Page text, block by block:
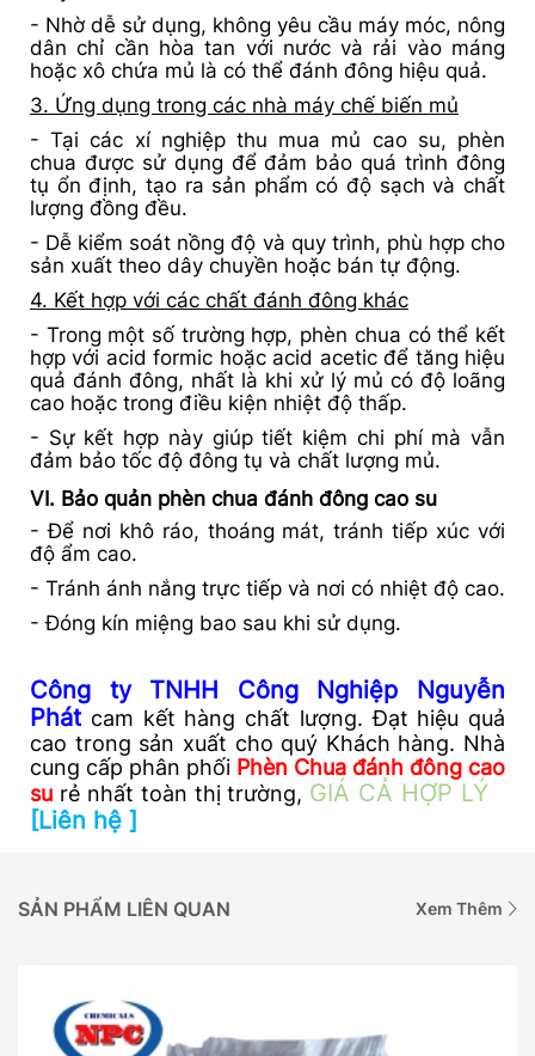
- Nhờ dễ sử dụng, không yêu cầu máy móc, nông
dân chỉ cần hòa tan với nước và rải vào máng
hoặc xô chứa mủ là có thể đánh đông hiệu quả.
3. Ứng dụng trong các nhà máy chế biến mủ
- Tại các xí nghiệp thu mua mủ cao su, phèn
chua được sử dụng để đảm bảo quá trình đông
tụ ổn định, tạo ra sản phẩm có độ sạch và chất
lượng đồng đều.
- Dễ kiểm soát nồng độ và quy trình, phù hợp cho
sản xuất theo dây chuyền hoặc bán tự động.
4. Kết hợp với các chất đánh đông khác
- Trong một số trường hợp, phèn chua có thể kết
hợp với acid formic hoặc acid acetic để tăng hiệu
quả đánh đông, nhất là khi xử lý mủ có độ loãng
cao hoặc trong điều kiện nhiệt độ thấp.
- Sự kết hợp này giúp tiết kiệm chi phí mà vẫn
đảm bảo tốc độ đông tụ và chất lượng mủ.
VI. Bảo quản phèn chua đánh đông cao su
- Để nơi khô ráo, thoáng mát, tránh tiếp xúc với
độ ẩm cao.
- Tránh ánh nắng trực tiếp và nơi có nhiệt độ cao.
- Đóng kín miệng bao sau khi sử dụng.
Công ty TNHH Công Nghiệp Nguyễn
Phát cam kết hàng chất lượng. Đạt hiệu quả
cao trong sản xuất cho quý Khách hàng. Nhà
cung cấp phân phối Phèn Chua đánh đông cao
su rẻ nhất toàn thị trường, GIÁ CẢ HỢP LÝ
[Liên hệ ]
SẢN PHẨM LIÊN QUAN Xem Thêm